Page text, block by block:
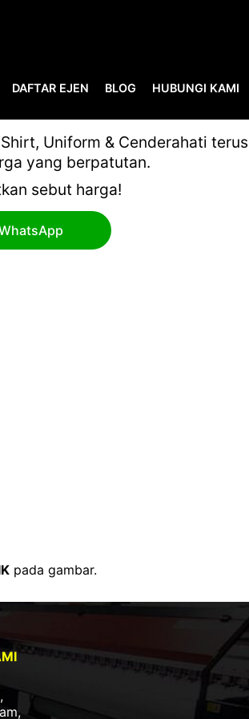
DAFTAR EJEN BLOG HUBUNGI KAMI
Uniform & Cenderahati
yang berpatutan.
sebut harga!
pada gambar.